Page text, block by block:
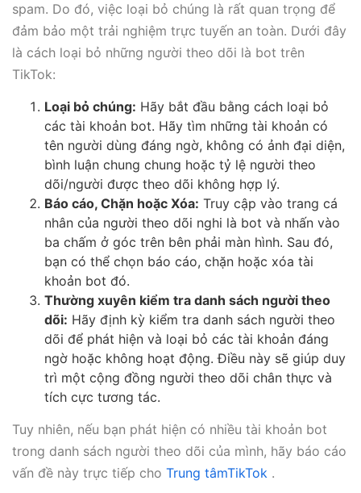
spam. Do đó, việc loại bỏ chúng là rất quan trọng để
đảm bảo một trải nghiệm trực tuyến an toàn. Dưới đây
là cách loại bỏ những người theo dõi là bot trên
TikTok:
Loại bỏ chúng: Hãy bắt đầu bằng cách loại bỏ
các tài khoản bot. Hãy tìm những tài khoản có
tên người dùng đáng ngờ, không có ảnh đại diện,
bình luận chung chung hoặc tỷ lệ người theo
dõi/người được theo dõi không hợp lý.
Báo cáo, Chặn hoặc Xóa: Truy cập vào trang cá
nhân của người theo dõi nghi là bot và nhấn vào
ba chấm ở góc trên bên phải màn hình. Sau đó,
bạn có thể chọn báo cáo, chặn hoặc xóa tài
khoản bot đó.
Thường xuyên kiểm tra danh sách người theo
dõi: Hãy định kỳ kiểm tra danh sách người theo
dõi để phát hiện và loại bỏ các tài khoản đáng
ngờ hoặc không hoạt động. Điều này sẽ giúp duy
trì một cộng đồng người theo dõi chân thực và
tích cực tương tác.
Tuy nhiên, nếu bạn phát hiện có nhiều tài khoản bot
trong danh sách người theo dõi của mình, hãy báo cáo
vấn đề này trực tiếp cho Trung tâmTikTok .